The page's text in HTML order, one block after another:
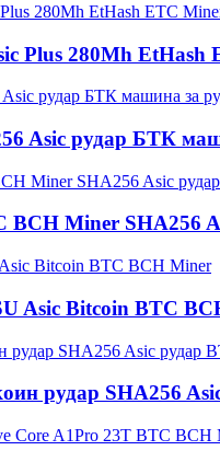
Plus 280Mh
Asic рудар БТК
BCH Miner SHA256
Asic Bitcoin BTC
рудар SHA256